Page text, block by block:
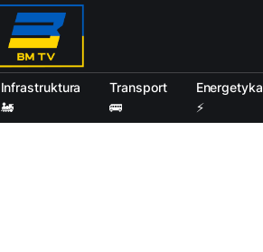
Infrastruktura
🚂
Transport
🚌
Energetyka
⚡